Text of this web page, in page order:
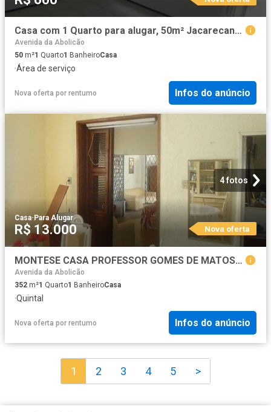
Casa com 1 Quarto para alugar, 50m² Jacarecanga
Avenida da Abolicão
50 m²1 Quarto1 BanheiroCasa
·Área de serviço
Nova oferta por rentumo Infos do anúncio
4 fotos
Casa·Para Alugar
R$ 13.000 Nova oferta
MONTESE CASA PROFESSOR GOMES DE MATOS, 547
Avenida da Abolicão
352 m²1 Quarto1 BanheiroCasa
·Quintal
Nova oferta por rentumo Infos do anúncio
1 2 3 4 5 >